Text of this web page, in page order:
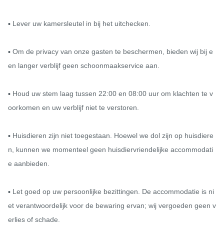
▪ Lever uw kamersleutel in bij het uitchecken.
▪ Om de privacy van onze gasten te beschermen, bieden wij bij e
en langer verblijf geen schoonmaakservice aan.
▪ Houd uw stem laag tussen 22:00 en 08:00 uur om klachten te v
oorkomen en uw verblijf niet te verstoren.
▪ Huisdieren zijn niet toegestaan. Hoewel we dol zijn op huisdiere
n, kunnen we momenteel geen huisdiervriendelijke accommodati
e aanbieden.
▪ Let goed op uw persoonlijke bezittingen. De accommodatie is ni
et verantwoordelijk voor de bewaring ervan; wij vergoeden geen v
erlies of schade.